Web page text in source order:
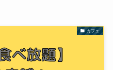
カフェ